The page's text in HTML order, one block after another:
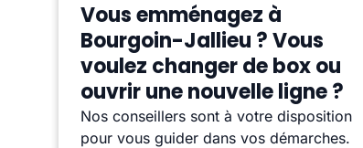
Vous emménagez à
Bourgoin-Jallieu ? Vous
voulez changer de box ou
ouvrir une nouvelle ligne ?
Nos conseillers sont à votre disposition
pour vous guider dans vos démarches.